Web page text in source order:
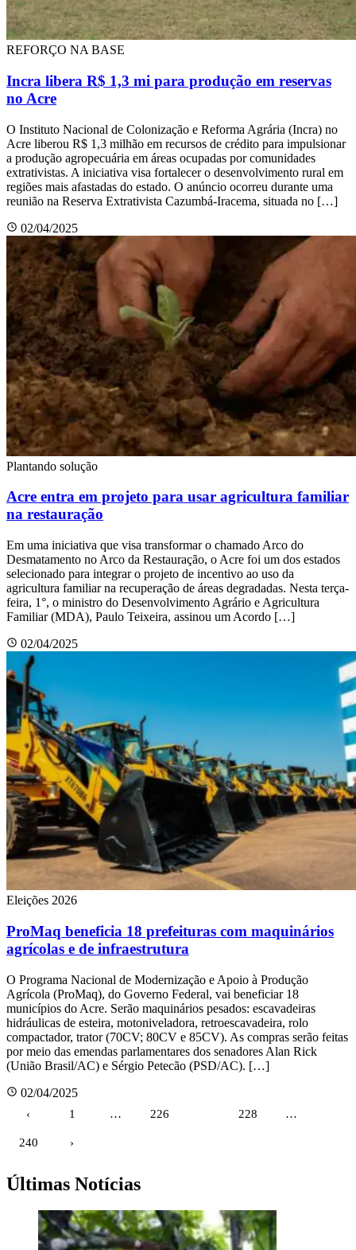
REFORÇO NA BASE
Incra libera R$ 1,3 mi para produção em reservas
no Acre
O Instituto Nacional de Colonização e Reforma Agrária (Incra) no
Acre liberou R$ 1,3 milhão em recursos de crédito para impulsionar
a produção agropecuária em áreas ocupadas por comunidades
extrativistas. A iniciativa visa fortalecer o desenvolvimento rural em
regiões mais afastadas do estado. O anúncio ocorreu durante uma
reunião na Reserva Extrativista Cazumbá-Iracema, situada no […]
02/04/2025
Plantando solução
Acre entra em projeto para usar agricultura familiar
na restauração
Em uma iniciativa que visa transformar o chamado Arco do
Desmatamento no Arco da Restauração, o Acre foi um dos estados
selecionado para integrar o projeto de incentivo ao uso da
agricultura familiar na recuperação de áreas degradadas. Nesta terça-
feira, 1°, o ministro do Desenvolvimento Agrário e Agricultura
Familiar (MDA), Paulo Teixeira, assinou um Acordo […]
02/04/2025
Eleições 2026
ProMaq beneficia 18 prefeituras com maquinários
agrícolas e de infraestrutura
O Programa Nacional de Modernização e Apoio à Produção
Agrícola (ProMaq), do Governo Federal, vai beneficiar 18
municípios do Acre. Serão maquinários pesados: escavadeiras
hidráulicas de esteira, motoniveladora, retroescavadeira, rolo
compactador, trator (70CV; 80CV e 85CV). As compras serão feitas
por meio das emendas parlamentares dos senadores Alan Rick
(União Brasil/AC) e Sérgio Petecão (PSD/AC). […]
02/04/2025
Paginação
posts
‹ 1 … 226 228 …
240 ›
Últimas Notícias